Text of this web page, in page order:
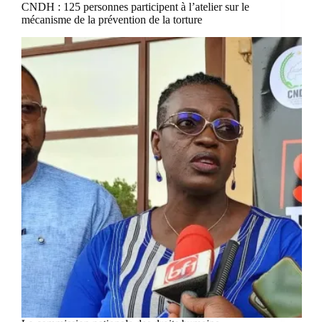
CNDH : 125 personnes participent à l’atelier sur le
mécanisme de la prévention de la torture